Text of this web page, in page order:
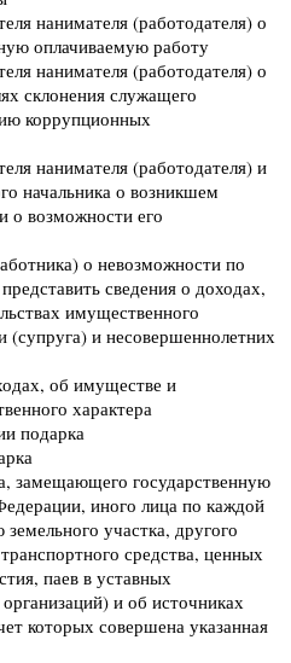
нанимателя (работодателя) о
оплачиваемую работу
нанимателя (работодателя) о
склонения служащего
коррупционных
нанимателя (работодателя) и
начальника о возникшем
о возможности его
о невозможности по
сведения о доходах,
имущественного
(супруга) и несовершеннолетних
об имуществе и
характера
подарка
замещающего государственную
иного лица по каждой
участка, другого
средства, ценных
паев в уставных
и об источниках
которых совершена указанная